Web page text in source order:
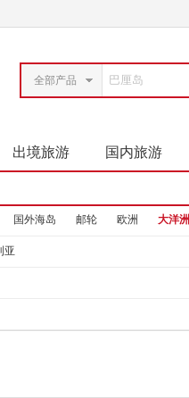
全部产品
出境旅游 国内旅游
国外海岛 邮轮 欧洲 大洋洲
亚